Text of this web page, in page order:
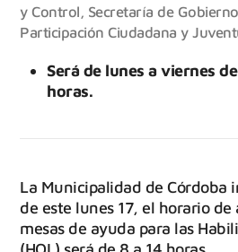
y Control Secretaría de Gobierno
Participación Ciudadana y
Será de lunes a viernes
horas.
La Municipalidad de Córdoba
de este lunes 17, el horario
mesas de ayuda para las